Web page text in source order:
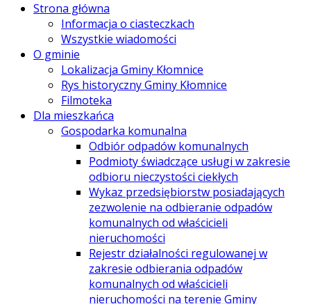
Strona główna
Informacja o ciasteczkach
Wszystkie wiadomości
O gminie
Lokalizacja Gminy Kłomnice
Rys historyczny Gminy Kłomnice
Filmoteka
Dla mieszkańca
Gospodarka komunalna
Odbiór odpadów komunalnych
Podmioty świadczące usługi w zakresie
odbioru nieczystości ciekłych
Wykaz przedsiębiorstw posiadających
zezwolenie na odbieranie odpadów
komunalnych od właścicieli
nieruchomości
Rejestr działalności regulowanej w
zakresie odbierania odpadów
komunalnych od właścicieli
nieruchomości na terenie Gminy